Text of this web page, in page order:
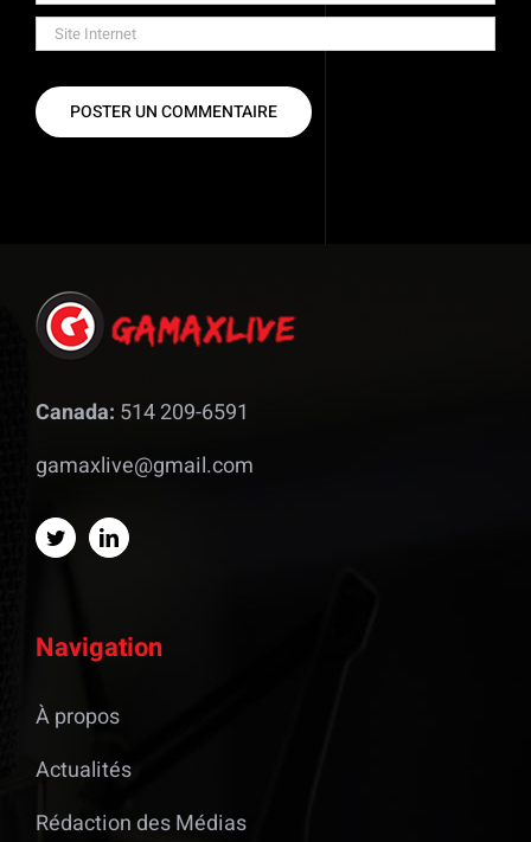
Canada: 514 209-6591
gamaxlive@gmail.com
Navigation
À propos
Actualités
Rédaction des Médias